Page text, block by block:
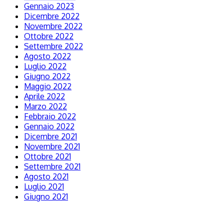
Gennaio 2023
Dicembre 2022
Novembre 2022
Ottobre 2022
Settembre 2022
Agosto 2022
Luglio 2022
Giugno 2022
Maggio 2022
Aprile 2022
Marzo 2022
Febbraio 2022
Gennaio 2022
Dicembre 2021
Novembre 2021
Ottobre 2021
Settembre 2021
Agosto 2021
Luglio 2021
Giugno 2021